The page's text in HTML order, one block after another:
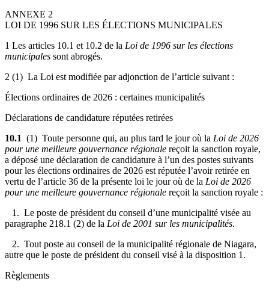
ANNEXE 2
LOI DE 1996 SUR LES ÉLECTIONS MUNICIPALES
1 Les articles 10.1 et 10.2 de la Loi de 1996 sur les élections
municipales sont abrogés.
2 (1) La Loi est modifiée par adjonction de l’article suivant :
Élections ordinaires de 2026 : certaines municipalités
Déclarations de candidature réputées retirées
10.1 (1) Toute personne qui, au plus tard le jour où la Loi de 2026
pour une meilleure gouvernance régionale reçoit la sanction royale,
a déposé une déclaration de candidature à l’un des postes suivants
pour les élections ordinaires de 2026 est réputée l’avoir retirée en
vertu de l’article 36 de la présente loi le jour où de la Loi de 2026
pour une meilleure gouvernance régionale reçoit la sanction royale :
1. Le poste de président du conseil d’une municipalité visée au
paragraphe 218.1 (2) de la Loi de 2001 sur les municipalités.
2. Tout poste au conseil de la municipalité régionale de Niagara,
autre que le poste de président du conseil visé à la disposition 1.
Règlements